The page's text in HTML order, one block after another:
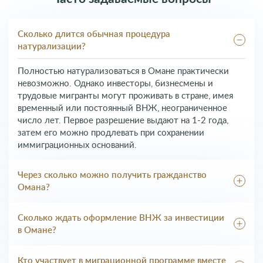
Сколько длится обычная процедура
натурализации?
Полностью натурализоваться в Омане практически
невозможно. Однако инвесторы, бизнесмены и
трудовые мигранты могут проживать в стране, имея
временный или постоянный ВНЖ, неограниченное
число лет. Первое разрешение выдают на 1-2 года,
затем его можно продлевать при сохранении
иммиграционных оснований.
Через сколько можно получить гражданство
Омана?
с местным жителем и прожившая в Султанате не
менее 10 лет. В остальных случаях местные законы не
Сколько ждать оформление ВНЖ за инвестиции
в Омане?
правительство объявит дополнительно. В среднем
Кто участвует в миграционной программе вместе